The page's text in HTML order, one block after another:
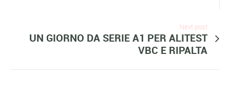
Next post
UN GIORNO DA SERIE A1 PER ALITEST
VBC E RIPALTA